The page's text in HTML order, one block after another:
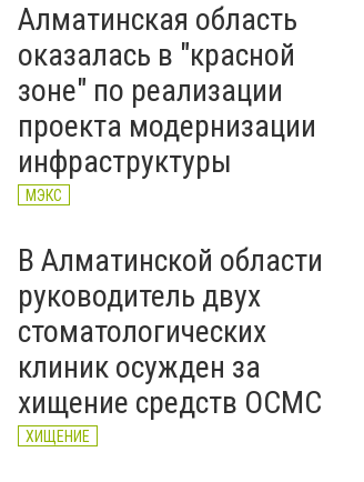
Алматинская область
оказалась в "красной
зоне" по реализации
проекта модернизации
инфраструктуры
МЭКС
В Алматинской области
руководитель двух
стоматологических
клиник осужден за
хищение средств ОСМС
ХИЩЕНИЕ